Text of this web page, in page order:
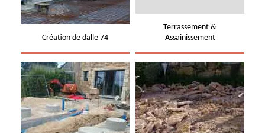
Création de dalle 74
Terrassement &
Assainissement